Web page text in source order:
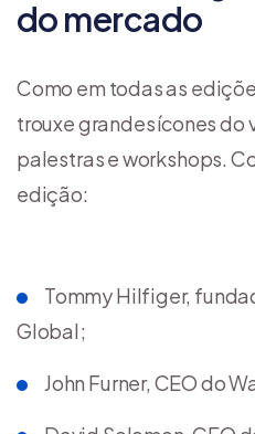
do mercado
Como em todas as
trouxe grandes ícones
palestras e workshops.
edição:
Tommy Hilfiger,
Global;
John Furner, CEO do